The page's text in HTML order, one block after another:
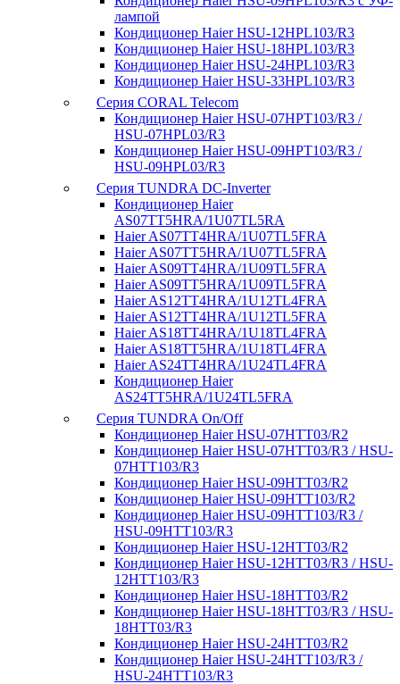
лампой
Кондиционер Haier HSU-12HPL103/R3
Кондиционер Haier HSU-18HPL103/R3
Кондиционер Haier HSU-24HPL103/R3
Кондиционер Haier HSU-33HPL103/R3
Серия CORAL Telecom
Кондиционер Haier HSU-07HPT103/R3 /
HSU-07HPL03/R3
Кондиционер Haier HSU-09HPT103/R3 /
HSU-09HPL03/R3
Серия TUNDRA DC-Inverter
Кондиционер Haier
AS07TT5HRA/1U07TL5RA
Haier AS07TT4HRA/1U07TL5FRA
Haier AS07TT5HRA/1U07TL5FRA
Haier AS09TT4HRA/1U09TL5FRA
Haier AS09TT5HRA/1U09TL5FRA
Haier AS12TT4HRA/1U12TL4FRA
Haier AS12TT4HRA/1U12TL5FRA
Haier AS18TT4HRA/1U18TL4FRA
Haier AS18TT5HRA/1U18TL4FRA
Haier AS24TT4HRA/1U24TL4FRA
Кондиционер Haier
AS24TT5HRA/1U24TL5FRA
Серия TUNDRA On/Off
Кондиционер Haier HSU-07HTT03/R2
Кондиционер Haier HSU-07HTT03/R3 / HSU-
07HTT103/R3
Кондиционер Haier HSU-09HTT03/R2
Кондиционер Haier HSU-09HTT103/R2
Кондиционер Haier HSU-09HTT103/R3 /
HSU-09HTT103/R3
Кондиционер Haier HSU-12HTT03/R2
Кондиционер Haier HSU-12HTT03/R3 / HSU-
12HTT103/R3
Кондиционер Haier HSU-18HTT03/R2
Кондиционер Haier HSU-18HTT03/R3 / HSU-
18HTT03/R3
Кондиционер Haier HSU-24HTT03/R2
Кондиционер Haier HSU-24HTT103/R3 /
HSU-24HTT103/R3